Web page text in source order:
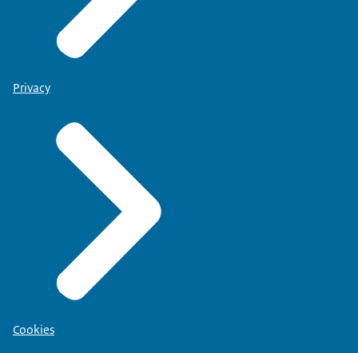
Privacy
Cookies